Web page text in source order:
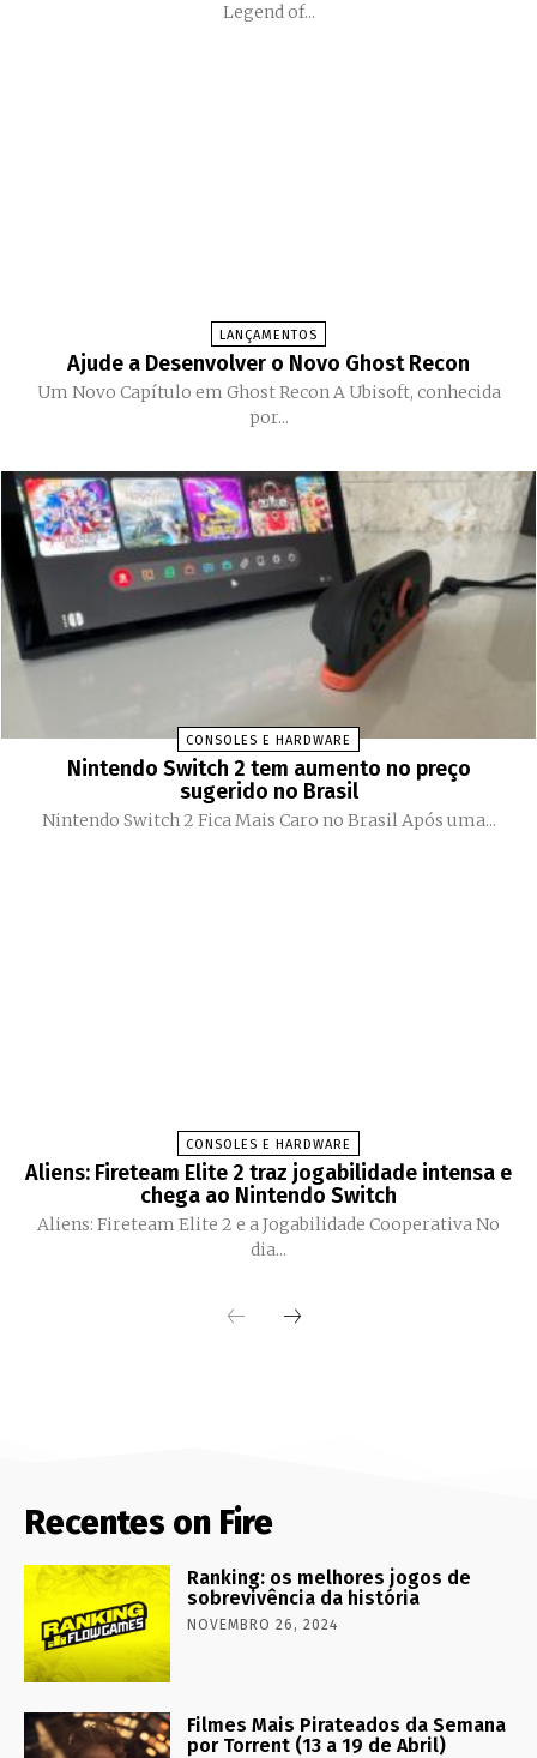
Legend of...
LANÇAMENTOS
Ajude a Desenvolver o Novo Ghost Recon
Um Novo Capítulo em Ghost Recon A Ubisoft, conhecida
por...
CONSOLES E HARDWARE
Nintendo Switch 2 tem aumento no preço
sugerido no Brasil
Nintendo Switch 2 Fica Mais Caro no Brasil Após uma...
CONSOLES E HARDWARE
Aliens: Fireteam Elite 2 traz jogabilidade intensa e
chega ao Nintendo Switch
Aliens: Fireteam Elite 2 e a Jogabilidade Cooperativa No
dia...
Recentes on Fire
Ranking: os melhores jogos de
sobrevivência da história
NOVEMBRO 26, 2024
Filmes Mais Pirateados da Semana
por Torrent (13 a 19 de Abril)